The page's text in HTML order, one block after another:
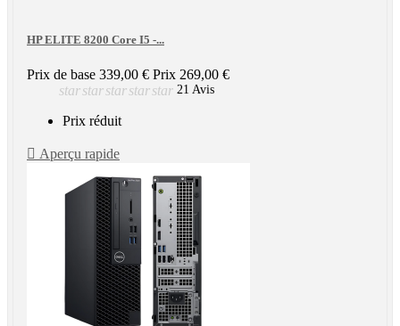
HP ELITE 8200 Core I5 -...
Prix de base 339,00 € Prix 269,00 €
starstarstarstarstar 21 Avis
Prix réduit
 Aperçu rapide